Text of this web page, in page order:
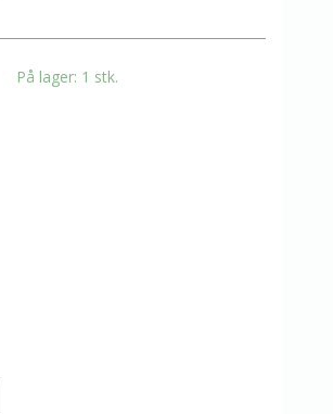
På lager: 1 stk.